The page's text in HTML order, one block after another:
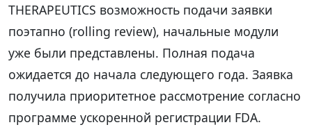
THERAPEUTICS возможность подачи заявки
поэтапно (rolling review), начальные модули
уже были представлены. Полная подача
ожидается до начала следующего года. Заявка
получила приоритетное рассмотрение согласно
программе ускоренной регистрации FDA.